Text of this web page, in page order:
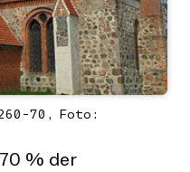
70, Foto:
% der